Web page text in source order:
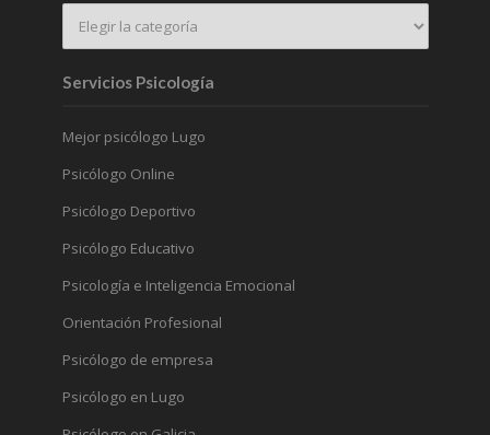
Servicios Psicología
Mejor psicólogo Lugo
Psicólogo Online
Psicólogo Deportivo
Psicólogo Educativo
Psicología e Inteligencia Emocional
Orientación Profesional
Psicólogo de empresa
Psicólogo en Lugo